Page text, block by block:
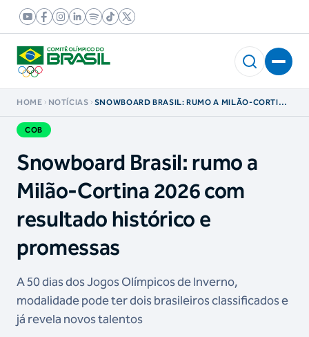
HOME NOTÍCIAS
SNOWBOARD BRASIL: RUMO A MILÃO-CORTINA
COB
Snowboard Brasil: rumo a
Milão-Cortina 2026 com
resultado histórico e
promessas
A 50 dias dos Jogos Olímpicos de Inverno,
modalidade pode ter dois brasileiros classificados e
já revela novos talentos